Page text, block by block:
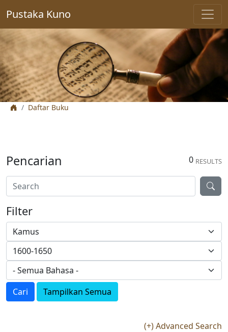
Pustaka Kuno
Daftar Buku
0 RESULTS
Pencarian
Filter
Cari Tampilkan Semua
(+) Advanced Search